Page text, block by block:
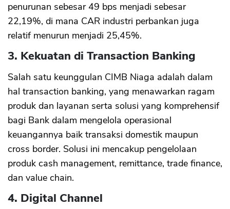
penurunan sebesar 49 bps menjadi sebesar
22,19%, di mana CAR industri perbankan juga
relatif menurun menjadi 25,45%.
3. Kekuatan di Transaction Banking
Salah satu keunggulan CIMB Niaga adalah dalam
hal transaction banking, yang menawarkan ragam
produk dan layanan serta solusi yang komprehensif
bagi Bank dalam mengelola operasional
keuangannya baik transaksi domestik maupun
cross border. Solusi ini mencakup pengelolaan
produk cash management, remittance, trade finance,
dan value chain.
4. Digital Channel